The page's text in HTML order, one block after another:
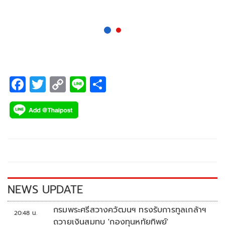
F
ac
e
k
T
wi
tt
C
o
p
k
Li
NEWS UPDATE
20:48 น.
กรมพระศรีสวางควัฒนฯ ทรงรับการทูลเกล้าฯ
ถวายเงินสมทบ 'กองทุนหทัยทิพย์'